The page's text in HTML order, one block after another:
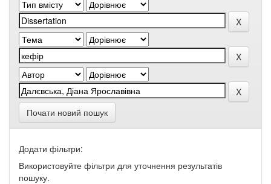
Почати новий пошук
Додати фільтри:
Використовуйте фільтри для уточнення результатів
пошуку.